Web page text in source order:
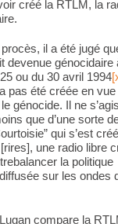
créé la RTLM, la
il a été jugé
devenue génocidaire
ou du 30 avril 1994
pas été créée en
génocide. Il ne
que d’une sorte
qui s’est
[rires], une radio libre
la politique
sur les ondes
compare la